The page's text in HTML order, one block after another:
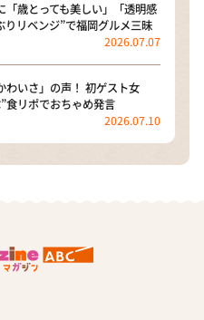
「歳とっても美しい」「透明感
リベンジ”で福岡グルメ三昧
2026.07.07
わいさ」の声！ 初ゲスト女
食リポでおちゃめ発言
2026.07.10